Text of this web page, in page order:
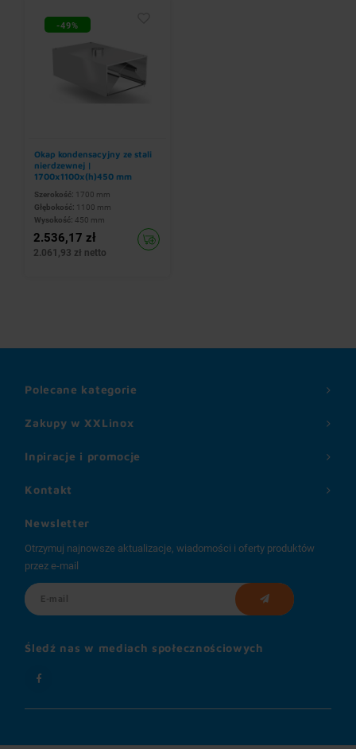
-49%
Okap kondensacyjny ze stali
nierdzewnej |
1700x1100x(h)450 mm
Szerokość: 1700 mm
Głębokość: 1100 mm
Wysokość: 450 mm
2.536,17 zł
2.061,93 zł netto
Zakupy w XXLinox
Inpiracje i promocje
Polecane kategorie
Kontakt
Newsletter
Otrzymuj najnowsze aktualizacje, wiadomości i oferty produktów
przez e-mail
Śledź nas w mediach społecznościowych